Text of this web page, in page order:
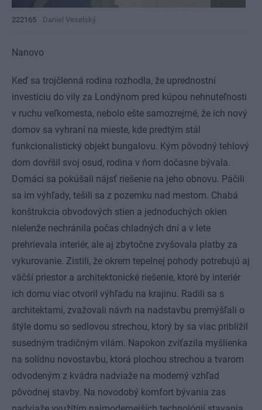
222165 Daniel Veselský
Nanovo
Keď sa trojčlenná rodina rozhodla, že uprednostní
investíciu do vily za Londýnom pred kúpou nehnuteľnosti
v ruchu veľkomesta, nebolo ešte samozrejmé, že ich nový
domov sa vyhraní na mieste, kde predtým stál
funkcionalistický objekt bungalovu. Kým pôvodný tehlový
dom dovŕšil svoj osud, rodina v ňom dočasne bývala.
Domáci sa pokúšali nájsť riešenie na jeho obnovu. Páčili
sa im výhľady, tešili sa z pozemku nad mestom. Chabá
konštrukcia obvodových stien a jednoduchých okien
nielenže nechránila počas chladných dní a v lete
prehrievala interiér, ale aj zbytočne zvyšovala platby za
vykurovanie. Zistili, že okrem tepelnej pohody potrebujú aj
väčší priestor a architektonické riešenie, ktoré by interiér
ich domu viac otvoril výhľadu na krajinu. Radili sa s
architektami, zvažovali návrh na nadstavbu premýšľali o
štýle domu so sedlovou strechou, ktorý by sa viac priblížil
susedným tradičným vilám. Napokon zvíťazila myšlienka
na solídnu novostavbu, ktorá plochou strechou a tvarom
odvodeným z kvádra nadviaže na moderný vzhľad
pôvodnej stavby. Na novodobý komfort bývania zas